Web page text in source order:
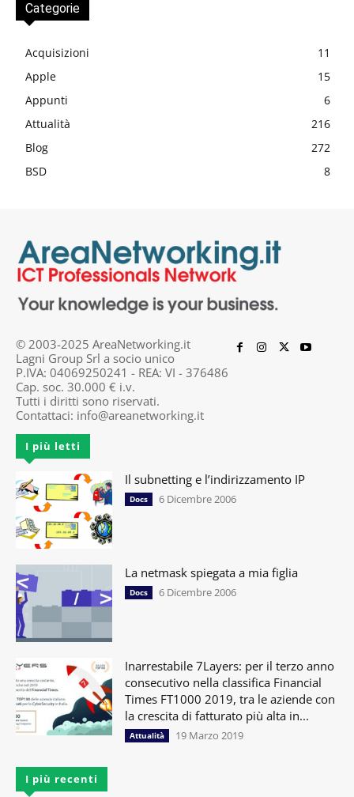
Categorie
Acquisizioni
11
Apple
15
Appunti
6
Attualità
216
Blog
272
BSD
8
© 2003-2025 AreaNetworking.it
Lagni Group Srl a socio unico
P.IVA: 04069250241 - REA: VI - 376486
Cap. soc. 30.000 € i.v.
Tutti i diritti sono riservati.
Contattaci: info@areanetworking.it
I più letti
Il subnetting e l’indirizzamento IP
Docs 6 Dicembre 2006
La netmask spiegata a mia figlia
Docs 6 Dicembre 2006
Inarrestabile 7Layers: per il terzo anno
consecutivo nella classifica Financial
Times FT1000 2019, tra le aziende con
la crescita di fatturato più alta in...
Attualità 19 Marzo 2019
I più recenti